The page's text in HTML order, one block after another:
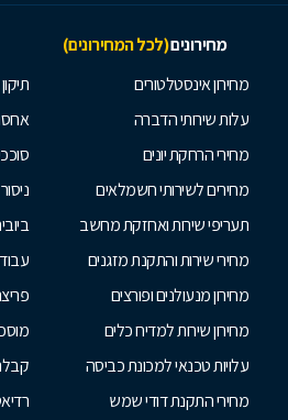
מחירונים(לכל המחירונים)
מחירון אינסטלטורים
עלות שירותי הדברה
מחירי הרחקת יונים
מחירים לשירותי חשמלאים
תעריפי שירות ואחזקת מחשב
מחירי שירות והתקנת מזגנים
מחירון מנעולנים ופורצים
מחירון שירות למדיח כלים
עלויות טכנאי למכונת כביסה
מחירי התקנת דודי שמש